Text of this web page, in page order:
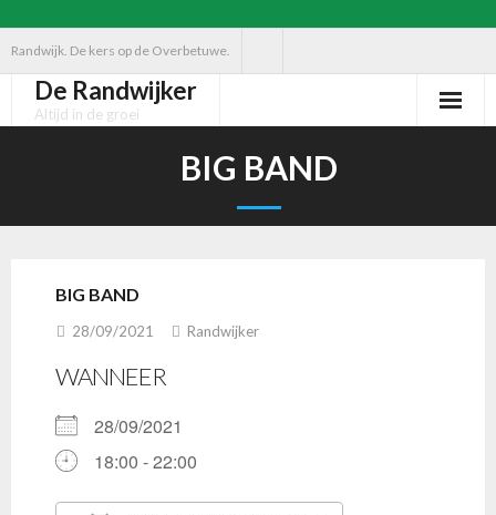
inhoud
Randwijk. De kers op de Overbetuwe.
De Randwijker
Altijd in de groei
BIG BAND
BIG BAND
28/09/2021 Randwijker
WANNEER
28/09/2021
18:00 - 22:00